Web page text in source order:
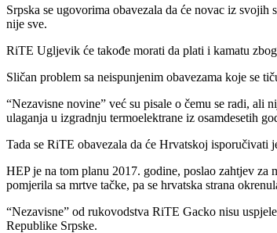
Srpska se ugovorima obavezala da će novac iz
nije sve.
RiTE Ugljevik će takođe morati da plati i kamatu
Sličan problem sa neispunjenim obavezama koje se
“Nezavisne novine” već su pisale o čemu se radi, ali
ulaganja u izgradnju termoelektrane iz osamdesetih
Tada se RiTE obavezala da će Hrvatskoj isporučivati
HEP je na tom planu 2017. godine, poslao zahtjev
pomjerila sa mrtve tačke, pa se hrvatska strana
“Nezavisne” od rukovodstva RiTE Gacko nisu
Republike Srpske.